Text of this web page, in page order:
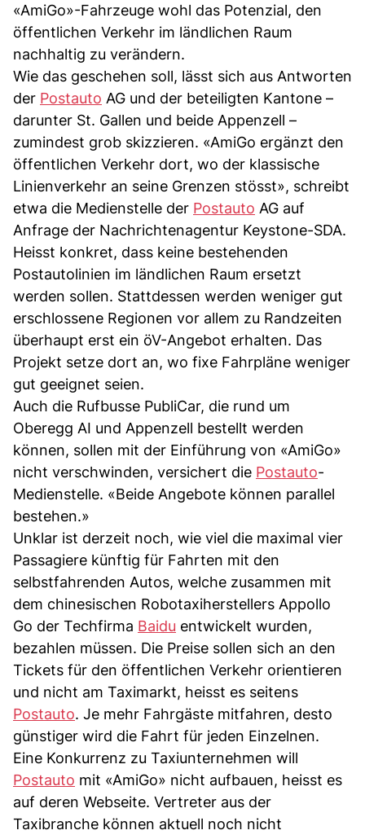
«AmiGo»-Fahrzeuge wohl das Potenzial, den
öffentlichen Verkehr im ländlichen Raum
nachhaltig zu verändern.
Wie das geschehen soll, lässt sich aus Antworten
der Postauto AG und der beteiligten Kantone –
darunter St. Gallen und beide Appenzell –
zumindest grob skizzieren. «AmiGo ergänzt den
öffentlichen Verkehr dort, wo der klassische
Linienverkehr an seine Grenzen stösst», schreibt
etwa die Medienstelle der Postauto AG auf
Anfrage der Nachrichtenagentur Keystone-SDA.
Heisst konkret, dass keine bestehenden
Postautolinien im ländlichen Raum ersetzt
werden sollen. Stattdessen werden weniger gut
erschlossene Regionen vor allem zu Randzeiten
überhaupt erst ein öV-Angebot erhalten. Das
Projekt setze dort an, wo fixe Fahrpläne weniger
gut geeignet seien.
Auch die Rufbusse PubliCar, die rund um
Oberegg AI und Appenzell bestellt werden
können, sollen mit der Einführung von «AmiGo»
nicht verschwinden, versichert die Postauto-
Medienstelle. «Beide Angebote können parallel
bestehen.»
Unklar ist derzeit noch, wie viel die maximal vier
Passagiere künftig für Fahrten mit den
selbstfahrenden Autos, welche zusammen mit
dem chinesischen Robotaxiherstellers Appollo
Go der Techfirma Baidu entwickelt wurden,
bezahlen müssen. Die Preise sollen sich an den
Tickets für den öffentlichen Verkehr orientieren
und nicht am Taximarkt, heisst es seitens
Postauto. Je mehr Fahrgäste mitfahren, desto
günstiger wird die Fahrt für jeden Einzelnen.
Eine Konkurrenz zu Taxiunternehmen will
Postauto mit «AmiGo» nicht aufbauen, heisst es
auf deren Webseite. Vertreter aus der
Taxibranche können aktuell noch nicht